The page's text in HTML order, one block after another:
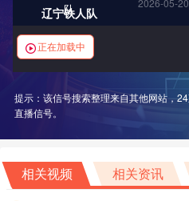
辽宁铁人队
2026-05-
正在加载中
提示：该信号搜索整理来自其他网站，
直播信号。
相关视频 相关资讯